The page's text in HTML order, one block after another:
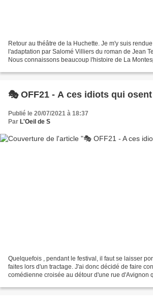
Retour au théâtre de la Huchette. Je m'y suis
l'adaptation par Salomé Villiers du roman de Jean
Nous connaissons beaucoup l'histoire de La
🎭 OFF21 - A ces idiots qui
Publié le 20/07/2021 à 18:37
Par L'Oeil de S
Quelquefois , pendant le festival, il faut se laisser
faites lors d'un tractage. J'ai donc décidé de faire
comédienne croisée au détour d'une rue d'Avignon